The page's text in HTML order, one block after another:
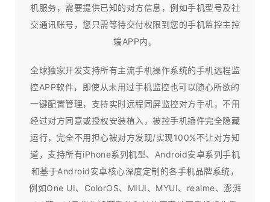
机服务，需要提供已知的对方信息，例如手机型号及社
交通讯账号，您只需等待交付权限到您的手机监控主控
端APP内。
全球独家开发支持所有主流手机操作系统的手机远程监
控APP软件，即使从未用过手机监控也可以随心所欲的
一键配置管理，支持实时远程同屏监控对方手机，不用
经过对方同意或授权安装植入，被控手机插件完全隐藏
运行，完全不用担心被对方发现/实现100%不让对方知
道，支持所有iPhone系列机型、Android安卓系列手机
和基于Android安卓核心深度定制的各手机品牌系统，
例如One UI、ColorOS、MIUI、MYUI、realme、澎湃